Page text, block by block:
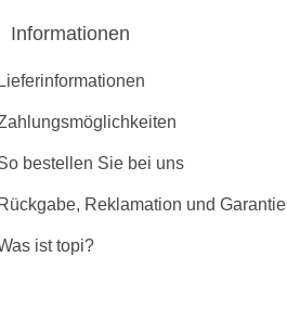
Informationen
Lieferinformationen
bestellen Sie bei uns
Rückgabe, Reklamation und Garantie
ist topi?